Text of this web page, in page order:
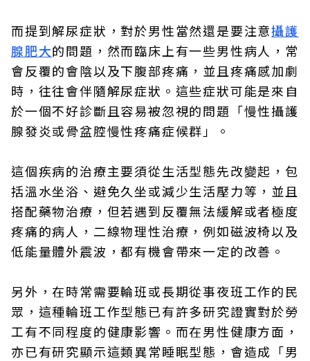
而提到解尿症狀，對於男性當然還是要注意攝護
腺肥大的問題，然而臨床上有一些男性病人，常
會反覆的會陰以及下腹部疼痛，並且疼痛感加劇
時，往往會伴隨解尿症狀。這些症狀可能是來自
於一個不好診斷且容易被忽視的問題「慢性攝護
腺發炎或骨盆腔慢性疼痛症候群」。
這個疾病的治療主要須從生活型態先改變起，包
括溫水坐浴、避免久坐或減少生活壓力等，並且
搭配藥物治療，但若遇到反覆無法緩解或者極度
疼痛的病人，二線物理性治療，例如磁波椅以及
低能量體外震波，都有機會帶來一定的改善。
另外，在時常需要輪班或長期從事夜班工作的民
眾，這種輪班工作型態已有許多研究證實對於勞
工有不同程度的健康影響。而在男性健康方面，
亦已有研究顯示這類異常睡眠型態，會造成「男